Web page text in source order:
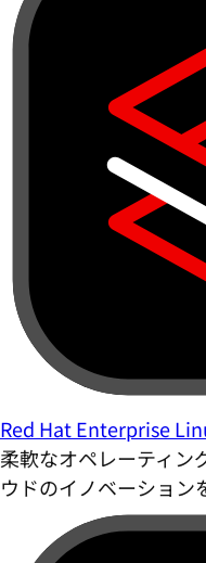
Red Hat Enterprise
柔軟なオペレーティン
ウドのイノベーション